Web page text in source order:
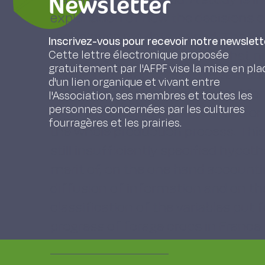
explanation of how the decisions
techniques are determined. The
according to which the fact that
decisions of farmers are
production techniques.The tool
which integrates the influences
the whole production process.
still insufficiently specified
merit of, on the one hand
Inscrivez-vous pour recevoir notre
Cette lettre électronique proposée
gratuitement par l'AFPF vise la mise en
d'un lien organique et vivant entre
l'Association, ses membres et toutes les
personnes concernées par les cultures
fourragères et les prairies.